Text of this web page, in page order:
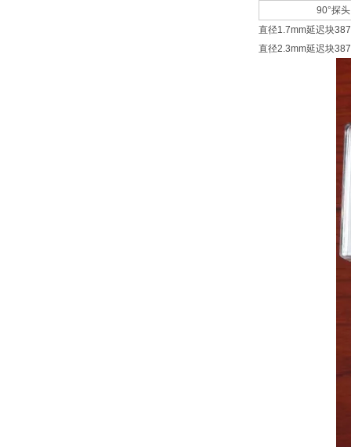
90°探头
直径1.7mm延迟块
直径2.3mm延迟块